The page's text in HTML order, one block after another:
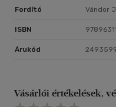
Fordító Vándor
ISBN
Árukód
Vásárlói értékelések,